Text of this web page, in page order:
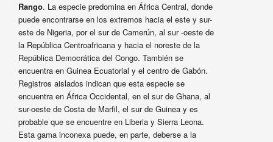
Rango. La especie predomina en África Central, donde
puede encontrarse en los extremos hacia el este y sur-
este de Nigeria, por el sur de Camerún, al sur -oeste de
la República Centroafricana y hacia el noreste de la
República Democrática del Congo. También se
encuentra en Guinea Ecuatorial y el centro de Gabón.
Registros aislados indican que esta especie se
encuentra en África Occidental, en el sur de Ghana, al
sur-oeste de Costa de Marfil, el sur de Guinea y es
probable que se encuentre en Liberia y Sierra Leona.
Esta gama inconexa puede, en parte, deberse a la